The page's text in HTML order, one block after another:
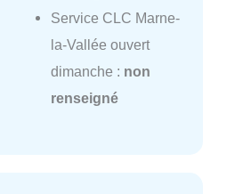
Service CLC Marne-
la-Vallée ouvert
dimanche : non
renseigné